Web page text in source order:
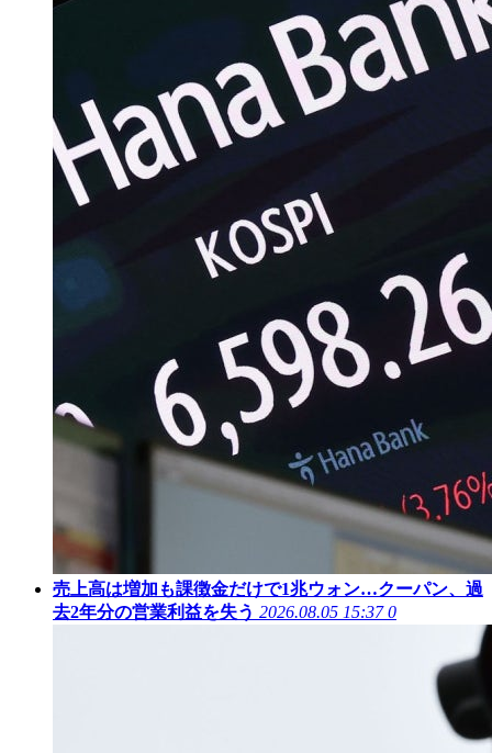
売上高は増加も課徴金だけで1兆ウォン…クーパン、過
去2年分の営業利益を失う 2026.08.05 15:37 0